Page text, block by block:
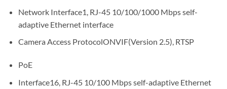
Network Interface1, RJ-45 10/100/1000 Mbps self-
adaptive Ethernet interface
Camera Access ProtocolONVIF(Version 2.5), RTSP
PoE
Interface16, RJ-45 10/100 Mbps self-adaptive Ethernet